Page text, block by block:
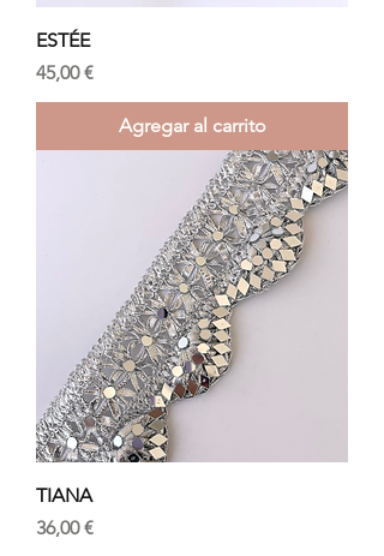
ESTÉE
Precio
45,00 €
Agregar al carrito
TIANA
Precio
36,00 €